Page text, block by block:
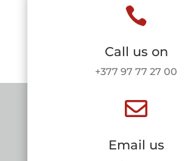

Call us on
+377 97 77 27 00

Email us